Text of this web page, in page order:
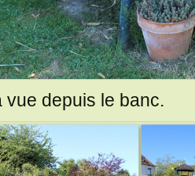
vue depuis le banc.